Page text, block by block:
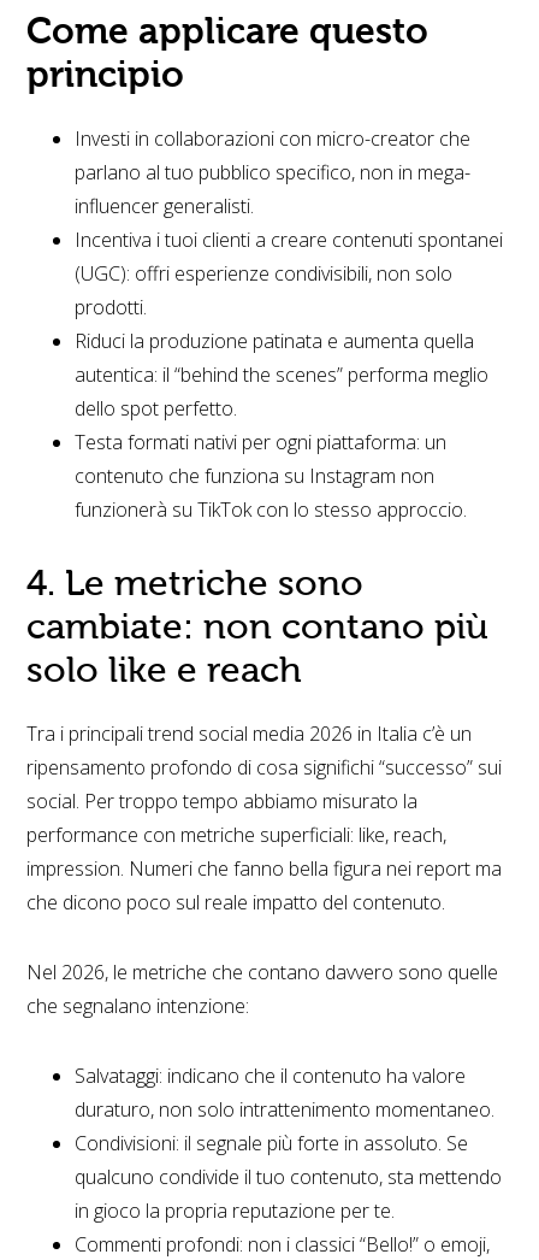
Come applicare questo
principio
Investi in collaborazioni con micro-creator che
parlano al tuo pubblico specifico, non in mega-
influencer generalisti.
Incentiva i tuoi clienti a creare contenuti spontanei
(UGC): offri esperienze condivisibili, non solo
prodotti.
Riduci la produzione patinata e aumenta quella
autentica: il “behind the scenes” performa meglio
dello spot perfetto.
Testa formati nativi per ogni piattaforma: un
contenuto che funziona su Instagram non
funzionerà su TikTok con lo stesso approccio.
4. Le metriche sono
cambiate: non contano più
solo like e reach
Tra i principali trend social media 2026 in Italia c’è un
ripensamento profondo di cosa significhi “successo” sui
social. Per troppo tempo abbiamo misurato la
performance con metriche superficiali: like, reach,
impression. Numeri che fanno bella figura nei report ma
che dicono poco sul reale impatto del contenuto.
Nel 2026, le metriche che contano davvero sono quelle
che segnalano intenzione:
Salvataggi: indicano che il contenuto ha valore
duraturo, non solo intrattenimento momentaneo.
Condivisioni: il segnale più forte in assoluto. Se
qualcuno condivide il tuo contenuto, sta mettendo
in gioco la propria reputazione per te.
Commenti profondi: non i classici “Bello!” o emoji,